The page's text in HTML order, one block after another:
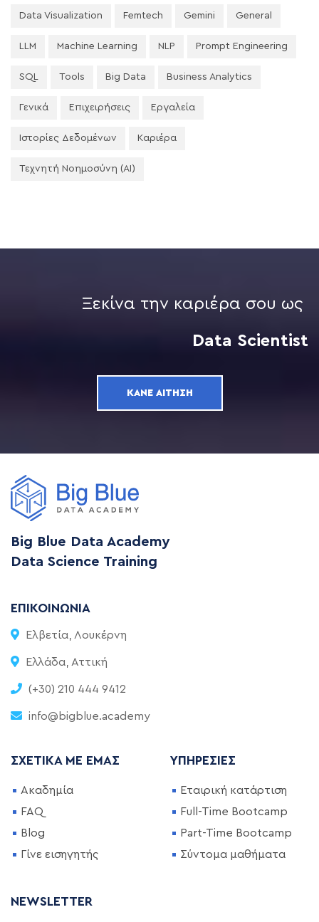
Data Visualization Femtech Gemini General
LLM Machine Learning NLP Prompt Engineering
SQL Tools Big Data Business Analytics
Γενικά Επιχειρήσεις Εργαλεία
Ιστορίες Δεδομένων Καριέρα
Τεχνητή Νοημοσύνη (AI)
Ξεκίνα την καριέρα σου ως
Data Scientist
ΚΆΝΕ ΑΊΤΗΣΗ
Big Blue Data Academy
Data Science Training
ΕΠΙΚΟΙΝΩΝΊΑ
Ελβετία, Λουκέρνη
Ελλάδα, Αττική
(+30) 210 444 9412
info@bigblue.academy
ΣΧΕΤΙΚΆ ΜΕ ΕΜΆΣ
Ακαδημία
FAQ
Blog
Γίνε εισηγητής
ΥΠΗΡΕΣΊΕΣ
Εταιρική κατάρτιση
Full-Time Bootcamp
Part-Time Bootcamp
Σύντομα μαθήματα
NEWSLETTER